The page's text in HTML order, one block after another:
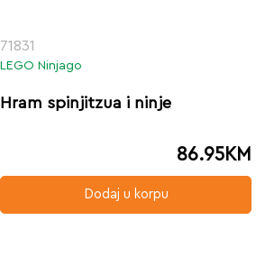
71831
LEGO Ninjago
Hram spinjitzua i ninje
86.95KM
Dodaj u korpu